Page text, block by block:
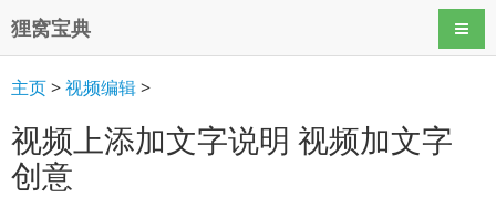
狸窝宝典 导航
主页>视频编辑>
视频上添加文字说明 视频加文字
创意